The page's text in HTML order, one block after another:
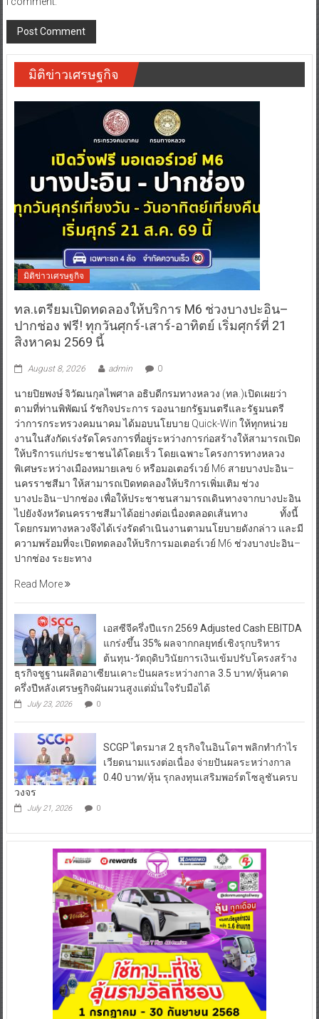
มิติข่าวเศรษฐกิจ
มิติข่าวเศรษฐกิจ
ทล.เตรียมเปิดทดลองให้บริการ M6 ช่วงบางปะอิน–
ปากช่อง ฟรี! ทุกวันศุกร์-เสาร์-อาทิตย์ เริ่มศุกร์ที่ 21
สิงหาคม 2569 นี้
August 8, 2026 admin 0
นายปิยพงษ์ จิวัฒนกุลไพศาล อธิบดีกรมทางหลวง (ทล.)เปิดเผยว่า
ตามที่ท่านพิพัฒน์ รัชกิจประการ รองนายกรัฐมนตรีและรัฐมนตรี
ว่าการกระทรวงคมนาคม ได้มอบนโยบาย Quick-Win ให้ทุกหน่วย
งานในสังกัดเร่งรัดโครงการที่อยู่ระหว่างการก่อสร้างให้สามารถเปิด
ให้บริการแก่ประชาชนได้โดยเร็ว โดยเฉพาะโครงการทางหลวง
พิเศษระหว่างเมืองหมายเลข 6 หรือมอเตอร์เวย์ M6 สายบางปะอิน–
นครราชสีมา ให้สามารถเปิดทดลองให้บริการเพิ่มเติม ช่วง
บางปะอิน–ปากช่อง เพื่อให้ประชาชนสามารถเดินทางจากบางปะอิน
ไปยังจังหวัดนครราชสีมาได้อย่างต่อเนื่องตลอดเส้นทาง ทั้งนี้
โดยกรมทางหลวงจึงได้เร่งรัดดำเนินงานตามนโยบายดังกล่าว และมี
ความพร้อมที่จะเปิดทดลองให้บริการมอเตอร์เวย์ M6 ช่วงบางปะอิน–
ปากช่อง ระยะทาง
Read More
เอสซีจีครึ่งปีแรก 2569 Adjusted Cash EBITDA
แกร่งขึ้น 35% ผลจากกลยุทธ์เชิงรุกบริหาร
ต้นทุน-วัตถุดิบวินัยการเงินเข้มปรับโครงสร้าง
ธุรกิจชูฐานผลิตอาเซียนเคาะปันผลระหว่างกาล 3.5 บาท/หุ้นคาด
ครึ่งปีหลังเศรษฐกิจผันผวนสูงแต่มั่นใจรับมือได้
July 23, 2026 0
SCGP ไตรมาส 2 ธุรกิจในอินโดฯ พลิกทำกำไร
เวียดนามแรงต่อเนื่อง จ่ายปันผลระหว่างกาล
0.40 บาท/หุ้น รุกลงทุนเสริมพอร์ตโซลูชันครบ
วงจร
July 21, 2026 0